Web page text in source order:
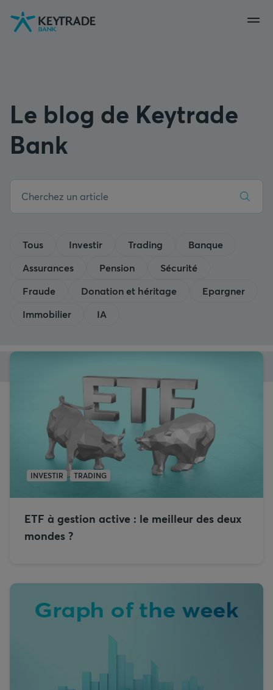
Aller
Aller
Aller
au
Le blog de Keytrade
Bank
Tous Investir Trading
Banque
Assurances
Pension
Sécurité
Fraude
Donation et héritage
Epargner
Immobilier
IA
INVESTIR TRADING
ETF à gestion active : le meilleur des deux
mondes ?